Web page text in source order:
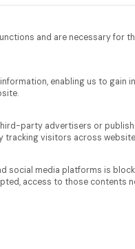
für die eine
and are necessary for
enabling us to gain
party advertisers or
tracking visitors across
social media platforms is
access to those contents